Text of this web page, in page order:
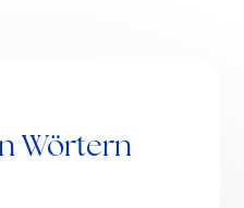
Wörtern